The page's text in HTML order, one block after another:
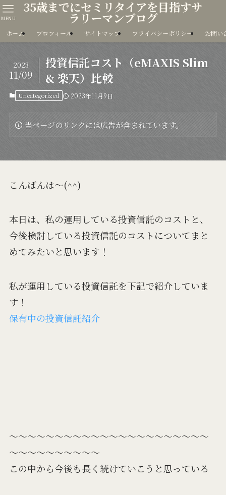
35歳までにセミリタイアを目指すサ
ラリーマンブログ
MENU
ホーム プロフィール サイトマップ プライバシーポリシー お問い
投資信託コスト（eMAXIS Slim
& 楽天）比較
2023
11/09
Uncategorized 2023年11月9日
当ページのリンクには広告が含まれています。
こんばんは〜(^^)
本日は、私の運用している投資信託のコストと、
今後検討している投資信託のコストについてまと
めてみたいと思います！
私が運用している投資信託を下記で紹介していま
す！
保有中の投資信託紹介
～～～～～～～～～～～～～～～～～～～～～～
～～～～～～～～～～
この中から今後も長く続けていこうと思っている